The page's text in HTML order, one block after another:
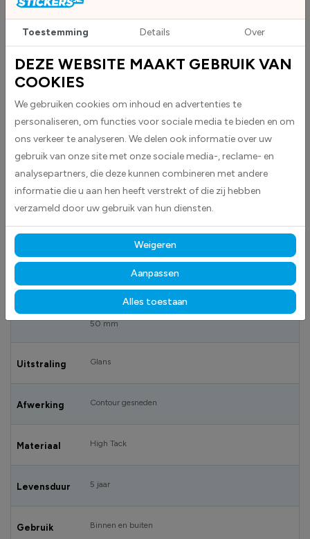
Levensduur 5 jaar
Uv-bestendig & weersbestendigheid
Custom sticker maken? Upload eigen bestand
BESCHRIJVING
Wifi stickers worden geleverd als vierkante stickers.
SPECIFICATIES
DS1001421_100x100 mm
Formaat
50 mm
Uitstraling Glans
Afwerking Contour gesneden
Materiaal High Tack
Levensduur 5 jaar
Gebruik Binnen en buiten
Toestemming Details Over
DEZE WEBSITE MAAKT GEBRUIK VAN
COOKIES
We gebruiken cookies om inhoud en advertenties te
personaliseren, om functies voor sociale media te bieden en om
ons verkeer te analyseren. We delen ook informatie over uw
gebruik van onze site met onze sociale media-, reclame- en
analysepartners, die deze kunnen combineren met andere
informatie die u aan hen heeft verstrekt of die zij hebben
verzameld door uw gebruik van hun diensten.
Weigeren
Aanpassen
Alles toestaan